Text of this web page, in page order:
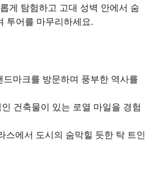
게 탐험하고 고대 성벽 안에서 숨
투어를 마무리하세요.
마크를 방문하며 풍부한 역사를
건축물이 있는 로열 마일을 경험
스에서 도시의 숨막힐 듯한 탁 트인